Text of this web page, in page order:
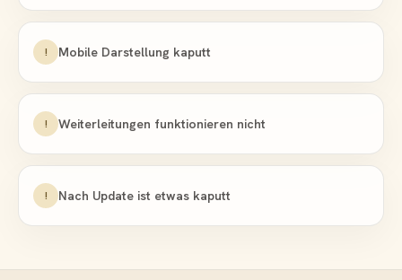
! Mobile Darstellung kaputt
! Weiterleitungen funktionieren nicht
! Nach Update ist etwas kaputt